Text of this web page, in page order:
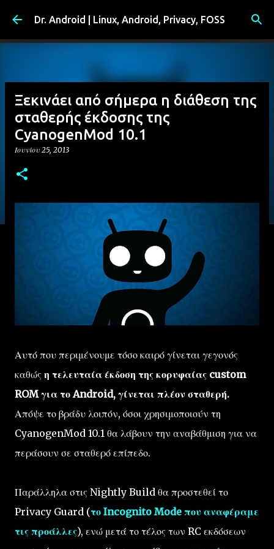
Μετάβαση στο κύριο περιεχόμενο
Dr. Android | Linux, Android, Privacy, FOSS
Ξεκινάει από σήμερα η διάθεση της
σταθερής έκδοσης της
CyanogenMod 10.1
Ιουνίου 25, 2013
Αυτό που περιμένουμε τόσο καιρό γίνεται γεγονός
καθώς η τελευταία έκδοση της κορυφαίας custom
ROM για το Android, γίνεται πλέον σταθερή.
Απόψε το βράδυ λοιπόν, όσοι χρησιμοποιούν τη
CyanogenMod 10.1 θα λάβουν την αναβάθμιση για να
περάσουν σε σταθερό επίπεδο.
Παράλληλα στις Nightly Build θα προστεθεί το
Privacy Guard (το Incognito Mode που αναφέραμε
τις προάλλες), ενώ μετά το τέλος των RC εκδόσεων